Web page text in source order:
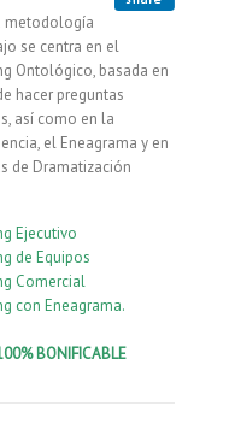
metodología
se centra en el
Ontológico, basada en
hacer preguntas
así como en la
el Eneagrama y en
de Dramatización
Ejecutivo
de Equipos
Comercial
con Eneagrama.
BONIFICABLE